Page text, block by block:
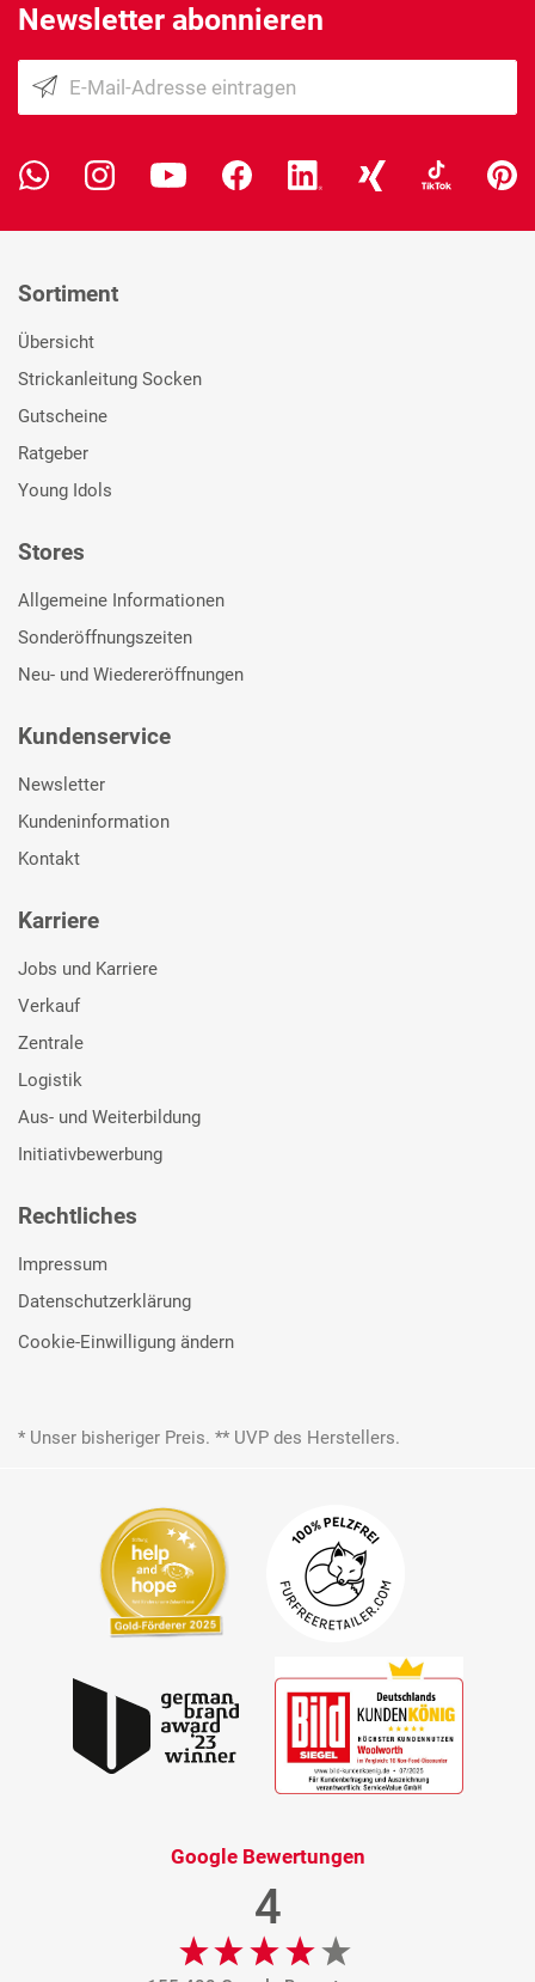
Newsletter abonnieren
Sortiment
Übersicht
Strickanleitung Socken
Gutscheine
Ratgeber
Young Idols
Stores
Allgemeine Informationen
Sonderöffnungszeiten
Neu- und Wiedereröffnungen
Kundenservice
Newsletter
Kundeninformation
Kontakt
Karriere
Jobs und Karriere
Verkauf
Zentrale
Logistik
Aus- und Weiterbildung
Initiativbewerbung
Rechtliches
Impressum
Datenschutzerklärung
Cookie-Einwilligung ändern
* Unser bisheriger Preis. ** UVP des Herstellers.
Google Bewertungen
4